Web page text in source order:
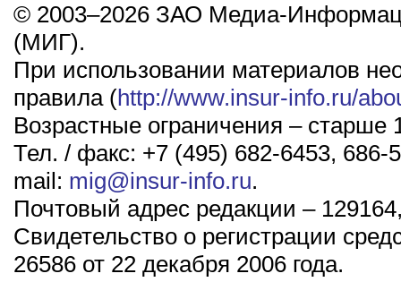
© 2003–2026 ЗАО Медиа-
(МИГ).
При использовании материалов
правила (http://www.insur-info.ru/
Возрастные ограничения – старше
Тел. / факс: +7 (495) 682-6453, 686-
mail: mig@insur-info.ru.
Почтовый адрес редакции –
Свидетельство о регистрации
26586 от 22 декабря 2006 года.